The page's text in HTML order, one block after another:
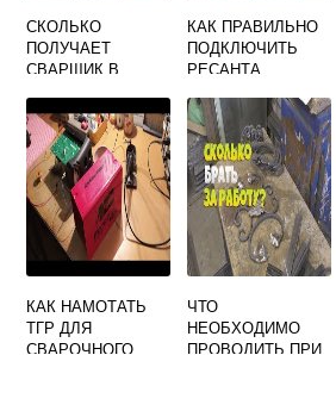
СКОЛЬКО
ПОЛУЧАЕТ
СВАРЩИК В
КАК ПРАВИЛЬНО
ПОДКЛЮЧИТЬ
РЕСАНТА
АППАРАТ
КАК НАМОТАТЬ
ТГР ДЛЯ
СВАРОЧНОГО
ЧТО
НЕОБХОДИМО
ПРОВОДИТЬ ПРИ